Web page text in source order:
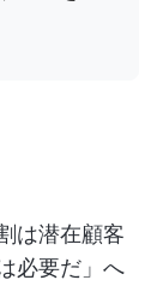
は潜在顧客
必要だ」へ